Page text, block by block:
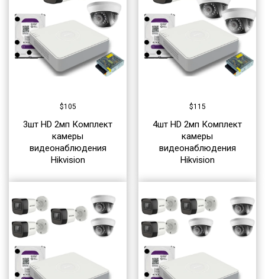
$105
3шт HD 2мп Комплект
камеры
видеонаблюдения
Hikvision
$115
4шт HD 2мп Комплект
камеры
видеонаблюдения
Hikvision